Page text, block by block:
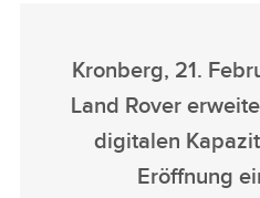
Kronberg, 21.
Land Rover
digitalen
Eröffnung